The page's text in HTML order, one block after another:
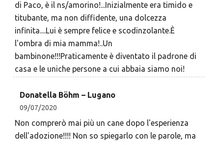
di Paco, è il ns/amorino!...Inizialmente era timido e
titubante, ma non diffidente, una dolcezza
infinita....Lui è sempre felice e scodinzolante.È
l'ombra di mia mamma!..Un
bambinone!!!Praticamente è diventato il padrone di
casa e le uniche persone a cui abbaia siamo noi!
Donatella Böhm – Lugano
09/07/2020
Non comprerò mai più un cane dopo l'esperienza
dell'adozione!!!! Non so spiegarlo con le parole, ma